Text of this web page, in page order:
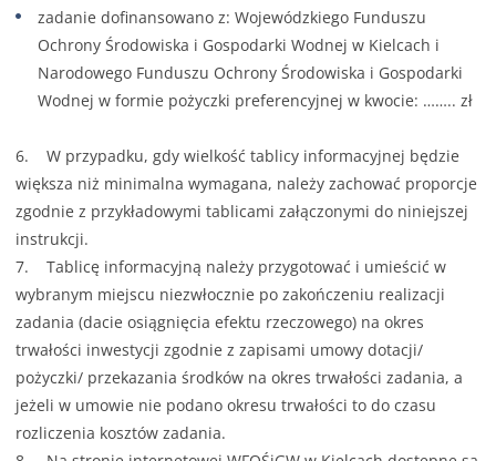
zadanie dofinansowano z: Wojewódzkiego Funduszu
Ochrony Środowiska i Gospodarki Wodnej w Kielcach i
Narodowego Funduszu Ochrony Środowiska i Gospodarki
Wodnej w formie pożyczki preferencyjnej w kwocie: …….. zł
6. W przypadku, gdy wielkość tablicy informacyjnej będzie
większa niż minimalna wymagana, należy zachować proporcje
zgodnie z przykładowymi tablicami załączonymi do niniejszej
instrukcji.
7. Tablicę informacyjną należy przygotować i umieścić w
wybranym miejscu niezwłocznie po zakończeniu realizacji
zadania (dacie osiągnięcia efektu rzeczowego) na okres
trwałości inwestycji zgodnie z zapisami umowy dotacji/
pożyczki/ przekazania środków na okres trwałości zadania, a
jeżeli w umowie nie podano okresu trwałości to do czasu
rozliczenia kosztów zadania.